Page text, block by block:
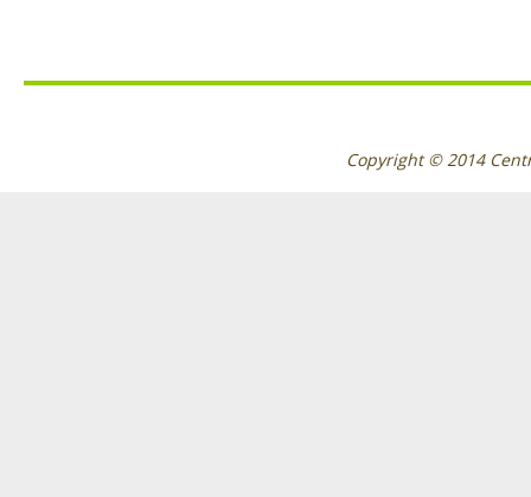
Copyright © 2014